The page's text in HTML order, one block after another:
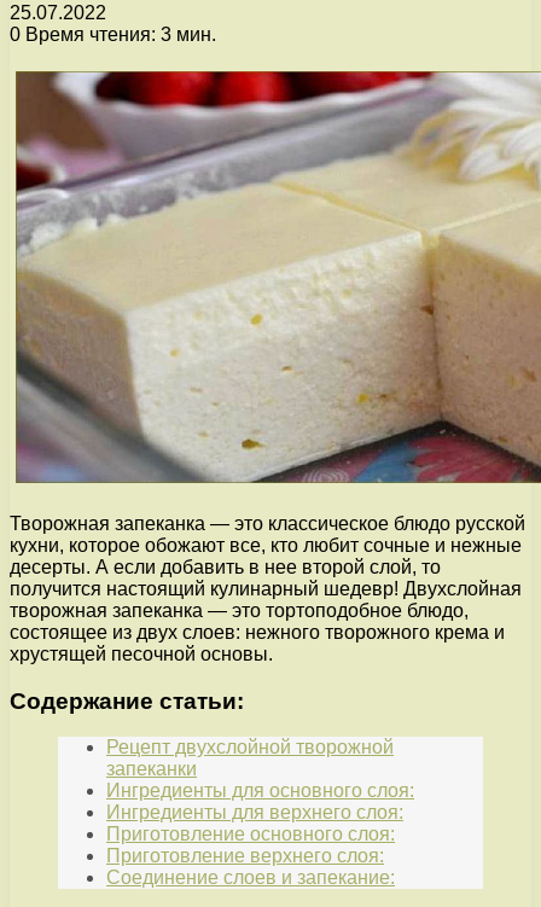
25.07.2022
0 Время чтения: 3 мин.
Творожная запеканка — это классическое блюдо русской
кухни, которое обожают все, кто любит сочные и нежные
десерты. А если добавить в нее второй слой, то
получится настоящий кулинарный шедевр! Двухслойная
творожная запеканка — это тортоподобное блюдо,
состоящее из двух слоев: нежного творожного крема и
хрустящей песочной основы.
Содержание статьи:
Рецепт двухслойной творожной
запеканки
Ингредиенты для основного слоя:
Ингредиенты для верхнего слоя:
Приготовление основного слоя:
Приготовление верхнего слоя:
Соединение слоев и запекание: